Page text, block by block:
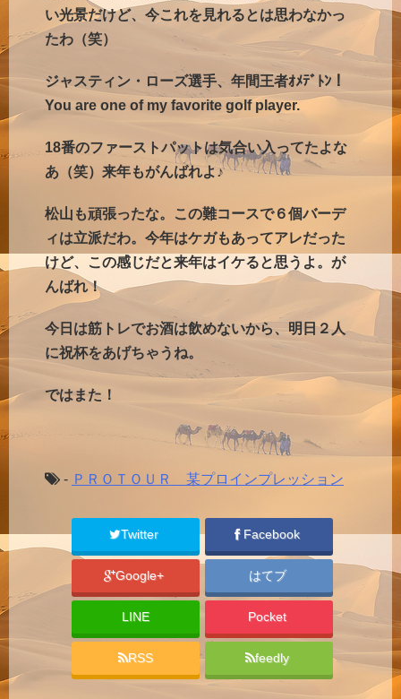
い光景だけど、今これを見れるとは思わなかっ
たわ（笑）
ジャスティン・ローズ選手、年間王者ｵﾒﾃﾞﾄﾝ！
You are one of my favorite golf player.
18番のファーストパットは気合い入ってたよな
あ（笑）来年もがんばれよ♪
松山も頑張ったな。この難コースで６個バーデ
ィは立派だわ。今年はケガもあってアレだった
けど、この感じだと来年はイケると思うよ。が
んばれ！
今日は筋トレでお酒は飲めないから、明日２人
に祝杯をあげちゃうね。
ではまた！
- ＰＲＯＴＯＵＲ 某プロインプレッション
Twitter Facebook
Google+ はてブ
LINE Pocket
RSS feedly